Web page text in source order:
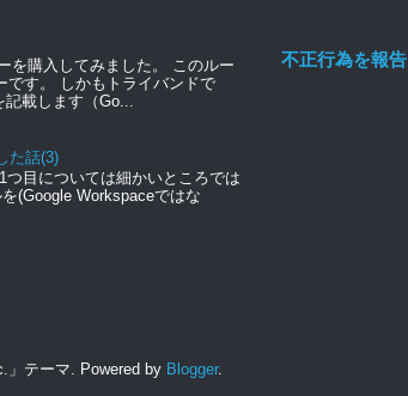
を購入してみました。 このルー
です。 しかもトライバンドで
記載します（Go...
た話(3)
目については細かいところでは
(Google Workspaceではな
不正行為を報告
」テーマ. Powered by Blogger.